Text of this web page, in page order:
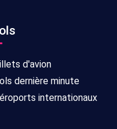
d'avion
dernière minute
internationaux